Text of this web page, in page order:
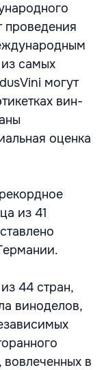
проведения
самых
могут
вин-
оценка
из 41
44 стран,
виноделов,
вовлеченных в